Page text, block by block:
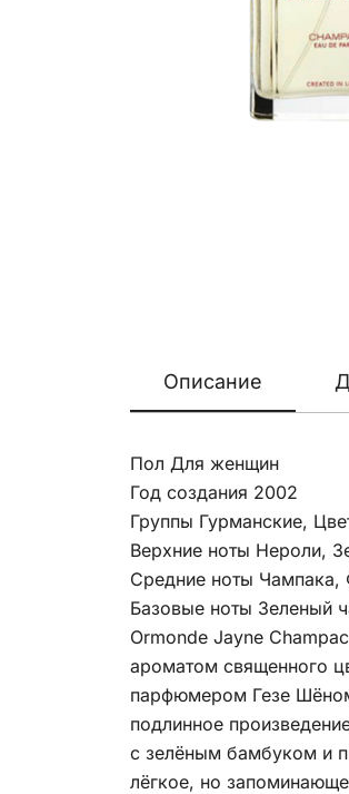
Описание
Пол Для женщин
Год создания 2002
Группы Гурманские,
Верхние ноты Нероли,
Средние ноты Чампака,
Базовые ноты Зеленый
Ormonde Jayne
ароматом священного
парфюмером Гезе
подлинное
с зелёным бамбуком и
лёгкое, но